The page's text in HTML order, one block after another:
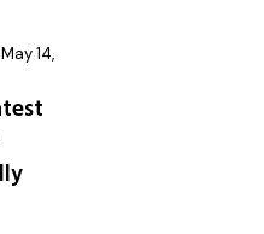
May 14,